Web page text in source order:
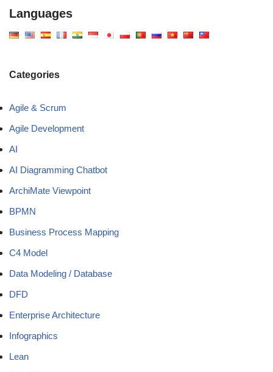
Languages
Categories
Agile & Scrum
Agile Development
AI
AI Diagramming Chatbot
ArchiMate Viewpoint
BPMN
Business Process Mapping
C4 Model
Data Modeling / Database
DFD
Enterprise Architecture
Infographics
Lean